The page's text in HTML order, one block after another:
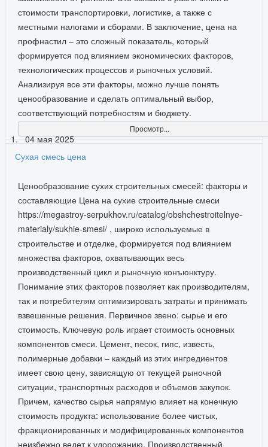
стоимости транспортировки, логистике, а также с
местными налогами и сборами. В заключение, цена на
профнастил – это сложный показатель, который
формируется под влиянием экономических факторов,
технологических процессов и рыночных условий.
Анализируя все эти факторы, можно лучше понять
ценообразование и сделать оптимальный выбор,
соответствующий потребностям и бюджету.
Просмотр...
04 мая 2025
Сухая смесь цена
Ценообразование сухих строительных смесей: факторы и
составляющие Цена на сухие строительные смеси
https://megastroy-serpukhov.ru/catalog/obshchestroitelnye-
materialy/sukhie-smesi/ , широко используемые в
строительстве и отделке, формируется под влиянием
множества факторов, охватывающих весь
производственный цикл и рыночную конъюнктуру.
Понимание этих факторов позволяет как производителям,
так и потребителям оптимизировать затраты и принимать
взвешенные решения. Первичное звено: сырье и его
стоимость. Ключевую роль играет стоимость основных
компонентов смеси. Цемент, песок, гипс, известь,
полимерные добавки – каждый из этих ингредиентов
имеет свою цену, зависящую от текущей рыночной
ситуации, транспортных расходов и объемов закупок.
Причем, качество сырья напрямую влияет на конечную
стоимость продукта: использование более чистых,
фракционированных и модифицированных компонентов
неизбежно ведет к удорожанию. Производственный